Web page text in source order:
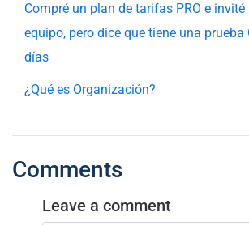
Compré un plan de tarifas PRO e
equipo, pero dice que tiene una prueba
días
¿Qué es Organización?
Comments
Leave a comment